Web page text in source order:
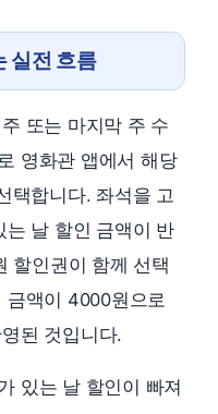
실전 흐름
또는 마지막 주 수
영화관 앱에서 해당
택합니다. 좌석을 고
는 날 할인 금액이 반
할인권이 함께 선택
금액이 4000원으로
된 것입니다.
있는 날 할인이 빠져